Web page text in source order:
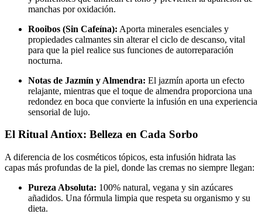
manchas por oxidación.
Rooibos (Sin Cafeína): Aporta minerales esenciales y
propiedades calmantes sin alterar el ciclo de descanso, vital
para que la piel realice sus funciones de autorreparación
nocturna.
Notas de Jazmín y Almendra: El jazmín aporta un efecto
relajante, mientras que el toque de almendra proporciona una
redondez en boca que convierte la infusión en una experiencia
sensorial de lujo.
El Ritual Antiox: Belleza en Cada Sorbo
A diferencia de los cosméticos tópicos, esta infusión hidrata las
capas más profundas de la piel, donde las cremas no siempre llegan:
Pureza Absoluta: 100% natural, vegana y sin azúcares
añadidos. Una fórmula limpia que respeta su organismo y su
dieta.